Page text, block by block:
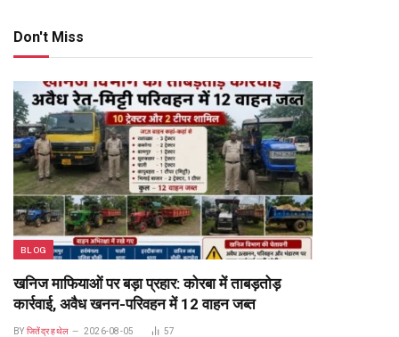
Don't Miss
BLOG
खनिज माफियाओं पर बड़ा प्रहार: कोरबा में ताबड़तोड़
कार्रवाई, अवैध खनन-परिवहन में 12 वाहन जब्त
BY जितेंद्र हथेल 2026-08-05 57